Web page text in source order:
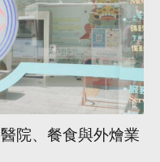
院、餐食與外燴業